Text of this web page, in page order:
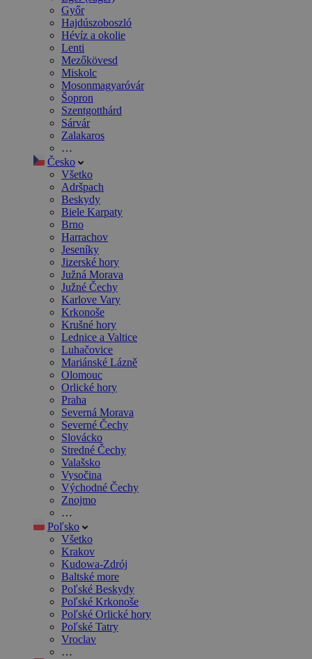
Győr
Hajdúszoboszló
Hévíz a okolie
Lenti
Mezőkövesd
Miskolc
Mosonmagyaróvár
Šopron
Szentgotthárd
Sárvár
Zalakaros
…
Česko
Všetko
Adršpach
Beskydy
Biele Karpaty
Brno
Harrachov
Jeseníky
Jizerské hory
Južná Morava
Južné Čechy
Karlove Vary
Krkonoše
Krušné hory
Lednice a Valtice
Luhačovice
Mariánské Lázně
Olomouc
Orlické hory
Praha
Severná Morava
Severné Čechy
Slovácko
Stredné Čechy
Valašsko
Vysočina
Východné Čechy
Znojmo
…
Poľsko
Všetko
Krakov
Kudowa-Zdrój
Baltské more
Poľské Beskydy
Poľské Krkonoše
Poľské Orlické hory
Poľské Tatry
Vroclav
…